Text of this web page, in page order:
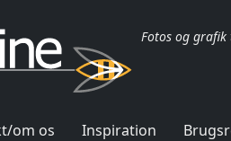
Fotos og
om os Inspiration